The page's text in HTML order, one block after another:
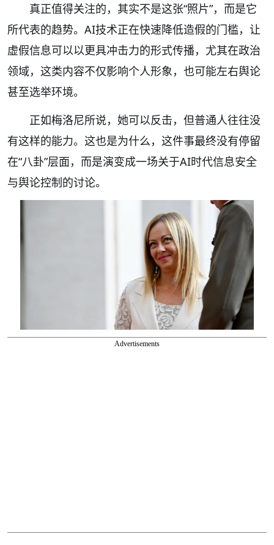
真正值得关注的，其实不是这张“照片”，而是它
所代表的趋势。AI技术正在快速降低造假的门槛，让
虚假信息可以以更具冲击力的形式传播，尤其在政治
领域，这类内容不仅影响个人形象，也可能左右舆论
甚至选举环境。
正如梅洛尼所说，她可以反击，但普通人往往没
有这样的能力。这也是为什么，这件事最终没有停留
在“八卦”层面，而是演变成一场关于AI时代信息安全
与舆论控制的讨论。
Advertisements